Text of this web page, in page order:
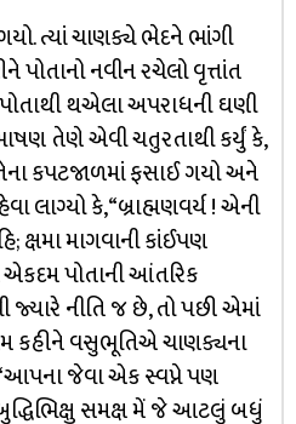
ત્યાં ચાણક્યે ભેદને ભાંગી
પોતાનો નવીન રચેલો વૃત્તાંત
થએલા અપરાધની ઘણી
તેણે એવી ચતુરતાથી કર્યું કે,
કપટજાળમાં ફસાઈ ગયો અને
લાગ્યો કે, “બ્રાહ્મણવર્ય ! એની
ક્ષમા માગવાની કાંઈપણ
એકદમ પોતાની આંતરિક
જ્યારે નીતિ જ છે, તો પછી એમાં
કહીને વસુભૂતિએ ચાણક્યના
જેવા એક સ્વપ્ને પણ
સમક્ષ મેં જે આટલું બધું